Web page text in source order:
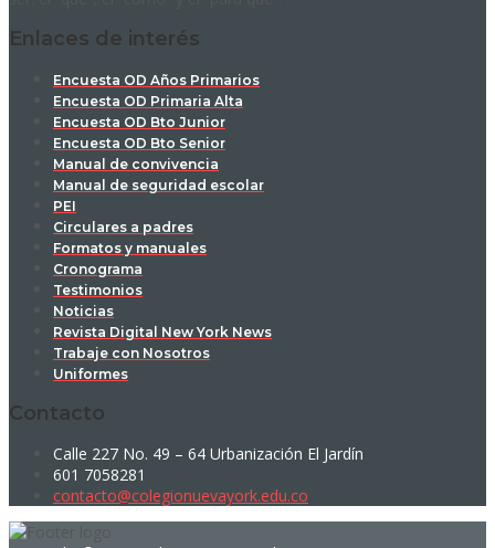
Enlaces de interés
Encuesta OD Años Primarios
Encuesta OD Primaria Alta
Encuesta OD Bto Junior
Encuesta OD Bto Senior
Manual de convivencia
Manual de seguridad escolar
PEI
Circulares a padres
Formatos y manuales
Cronograma
Testimonios
Noticias
Revista Digital New York News
Trabaje con Nosotros
Uniformes
Contacto
Calle 227 No. 49 – 64 Urbanización El Jardín
601 7058281
contacto@colegionuevayork.edu.co